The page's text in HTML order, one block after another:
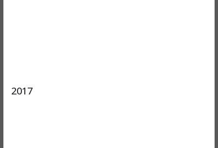
2017